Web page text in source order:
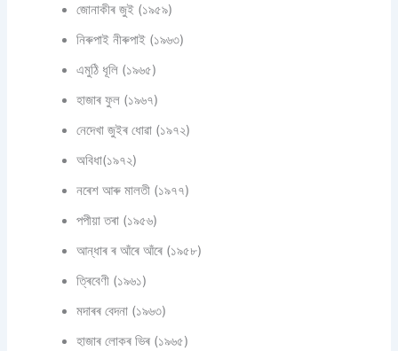
জোনাকীৰ জুই (১৯৫৯)
নিৰুপাই নীৰুপাই (১৯৬৩)
এমুঠি ধূলি (১৯৬৫)
হাজাৰ ফুল (১৯৬৭)
নেদেখা জুইৰ ধোৱা (১৯৭২)
অবিধা(১৯৭২)
নৰেশ আৰু মালতী (১৯৭৭)
পপীয়া তৰা (১৯৫৬)
আন্ধাৰ ৰ আঁৰে আঁৰে (১৯৫৮)
ত্ৰিবেণী (১৯৬১)
মদাৰৰ বেদনা (১৯৬৩)
হাজাৰ লোকৰ ভিৰ (১৯৬৫)